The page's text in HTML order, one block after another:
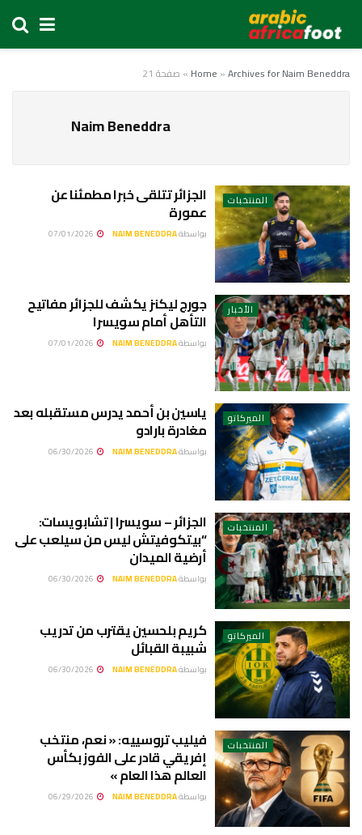
Home »Archives for Naim Beneddra
» صفحة 21
Naim Beneddra
المنتخبات الجزائر تتلقى خبرا مطمئنا عن
عمورة
بواسطةNAIM BENEDDRA
الأخبار جورج ليكنز يكشف للجزائر مفاتيح
التأهل أمام سويسرا
بواسطةNAIM BENEDDRA
الميركاتو ياسين بن أحمد يدرس مستقبله بعد
مغادرة بارادو
بواسطةNAIM BENEDDRA
المنتخبات الجزائر – سويسرا | تشابويسات:
“بيتكوفيتش ليس من سيلعب على
أرضية الميدان
بواسطةNAIM BENEDDRA
الميركاتو كريم بلحسين يقترب من تدريب
شبيبة القبائل
بواسطةNAIM BENEDDRA
المنتخبات فيليب تروسييه: « نعم، منتخب
إفريقي قادر على الفوز بكأس
العالم هذا العام »
بواسطةNAIM BENEDDRA